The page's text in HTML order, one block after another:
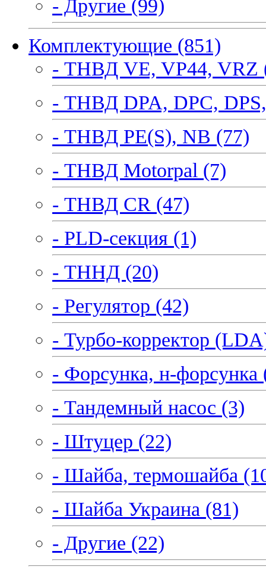
- Другие (99)
Комплектующие (851)
- ТНВД VE, VP44, VRZ
- ТНВД DPA, DPC,
- ТНВД PE(S), NB (77)
- ТНВД Motorpal (7)
- ТНВД CR (47)
- PLD-секция (1)
- ТННД (20)
- Регулятор (42)
- Турбо-корректор
- Форсунка, н-форсунка
- Тандемный насос (3)
- Штуцер (22)
- Шайба, термошайба
- Шайба Украина (81)
- Другие (22)